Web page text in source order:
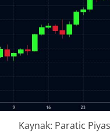
Kaynak: Paratic